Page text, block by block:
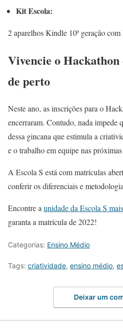
Kit Escola:
2 aparelhos Kindle 10ª geração
Vivencie o
de perto
Neste ano, as inscrições para o
encerraram. Contudo, nada impede
dessa gincana que estimula a
e o trabalho em equipe nas
A Escola S está com matrículas
conferir os diferenciais e
Encontre a unidade da Escola S
garanta a matrícula de 2022!
Categorias: Ensino Médio
Tags: criatividade, ensino médio,
Deixar um